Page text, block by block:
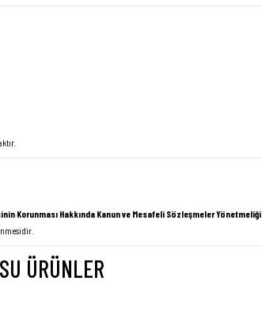
Korunması Hakkında Kanun ve Mesafeli Sözleşmeler Yönetmeliği
ÜRÜNLER